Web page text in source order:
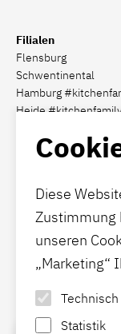
Diese
Zustimmung
unseren
„Marketing“
Statistik
Filialen
Flensburg
Schwentinental
Hamburg
Heide
Social Media
Förde-Polster
News